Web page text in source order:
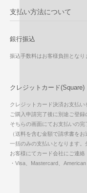
支払い方法について
銀行振込
振込手数料はお客様負担となり
クレジットカード(Square)
クレジットカード決済お支払い
ご購入申請完了後に別途ご登
そちらの画面にてお支払いの完
（送料を含む金額で請求書をお
一括のみの支払いとなります
お客様にてカード会社にご連絡
・Visa、Mastercard、